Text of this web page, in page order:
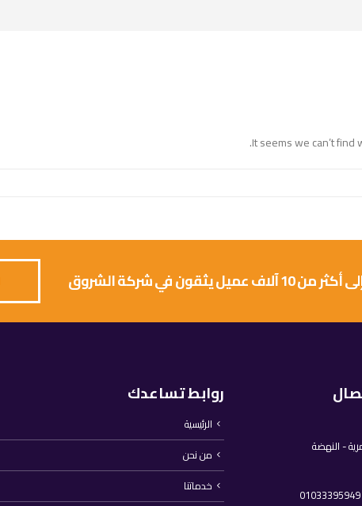
It seems we can’t find
عميل يثقون في شركة الشروق
- النهضة
روابط تساعدك
الرئيسية
من نحن
خدماتنا